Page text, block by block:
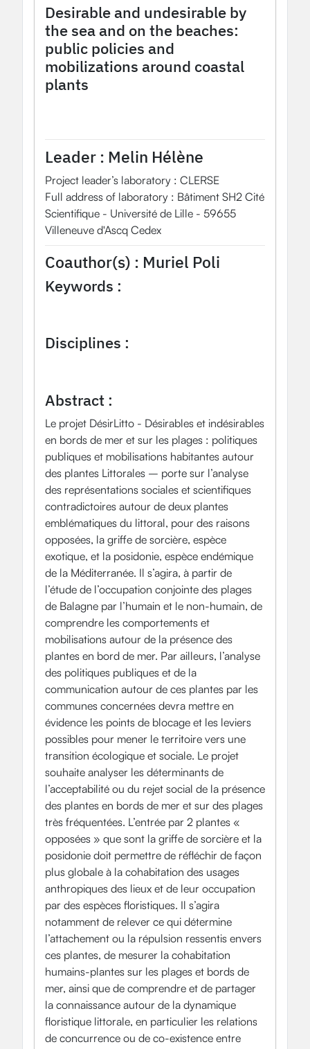
Desirable and undesirable by
the sea and on the beaches:
public policies and
mobilizations around coastal
plants
Leader : Melin Hélène
Project leader’s laboratory : CLERSE
Full address of laboratory : Bâtiment SH2 Cité
Scientifique - Université de Lille - 59655
Villeneuve d'Ascq Cedex
Coauthor(s) : Muriel Poli
Keywords :
Disciplines :
Abstract :
Le projet DésirLitto - Désirables et indésirables
en bords de mer et sur les plages : politiques
publiques et mobilisations habitantes autour
des plantes Littorales – porte sur l’analyse
des représentations sociales et scientifiques
contradictoires autour de deux plantes
emblématiques du littoral, pour des raisons
opposées, la griffe de sorcière, espèce
exotique, et la posidonie, espèce endémique
de la Méditerranée. Il s’agira, à partir de
l’étude de l’occupation conjointe des plages
de Balagne par l’humain et le non-humain, de
comprendre les comportements et
mobilisations autour de la présence des
plantes en bord de mer. Par ailleurs, l’analyse
des politiques publiques et de la
communication autour de ces plantes par les
communes concernées devra mettre en
évidence les points de blocage et les leviers
possibles pour mener le territoire vers une
transition écologique et sociale. Le projet
souhaite analyser les déterminants de
l’acceptabilité ou du rejet social de la présence
des plantes en bords de mer et sur des plages
très fréquentées. L’entrée par 2 plantes «
opposées » que sont la griffe de sorcière et la
posidonie doit permettre de réfléchir de façon
plus globale à la cohabitation des usages
anthropiques des lieux et de leur occupation
par des espèces floristiques. Il s’agira
notamment de relever ce qui détermine
l’attachement ou la répulsion ressentis envers
ces plantes, de mesurer la cohabitation
humains-plantes sur les plages et bords de
mer, ainsi que de comprendre et de partager
la connaissance autour de la dynamique
floristique littorale, en particulier les relations
de concurrence ou de co-existence entre